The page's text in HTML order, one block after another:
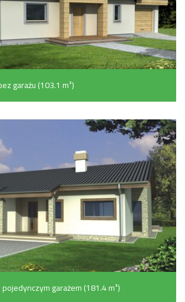
garażu (103.1 m²)
garażem (181.4 m²)